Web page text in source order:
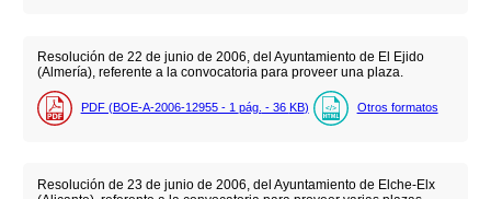
Resolución de 22 de junio de 2006, del Ayuntamiento de El Ejido
(Almería), referente a la convocatoria para proveer una plaza.
PDF (BOE-A-2006-12955 - 1 pág. - 36 KB) Otros formatos
Resolución de 23 de junio de 2006, del Ayuntamiento de Elche-Elx